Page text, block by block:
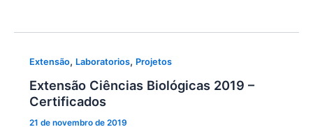
Extensão, Laboratorios, Projetos
Extensão Ciências Biológicas 2019 –
Certificados
21 de novembro de 2019